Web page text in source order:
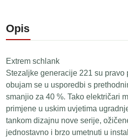
Opis
Extrem schlank
Stezaljke generacije 221 su pravo
obujam se u usporedbi s
smanjio za 40 %. Tako električari
primjene u uskim uvjetima
tankom dizajnu nove serije,
jednostavno i brzo umetnuti u